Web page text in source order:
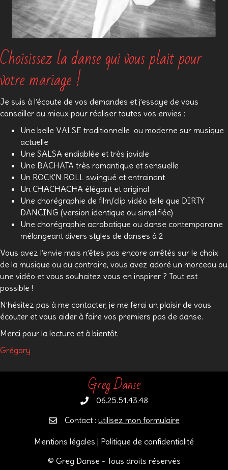
Choisissez la danse qui vous plait pour
votre mariage !
Je suis à l’écoute de vos demandes et j’essaye de vous
conseiller au mieux pour réaliser toutes vos envies :
Une belle VALSE traditionnelle ou moderne sur musique
actuelle
Une SALSA endiablée et très joviale
Une BACHATA très romantique et sensuelle
Un ROCK'N ROLL swingué et entrainant
Un CHACHACHA élégant et original
Une chorégraphie de film/clip vidéo telle que DIRTY
DANCING (version identique ou simplifiée)
Une chorégraphie acrobatique ou danse contemporaine
mélangeant divers styles de danses à 2
Vous avez l’envie mais n’êtes pas encore arrêtés sur le choix
de la musique ou au contraire, vous avez adoré un morceau ou
une vidéo et vous souhaitez vous en inspirer ? Tout est
possible !
N’hésitez pas à me contacter, je me ferai un plaisir de vous
écouter et vous aider à faire vos premiers pas de danse.
Merci pour la lecture et à bientôt.
Grégory
Greg Danse
06.25.51.43.48
Contact : utilisez mon formulaire
Mentions légales | Politique de confidentialité
© Greg Danse - Tous droits réservés